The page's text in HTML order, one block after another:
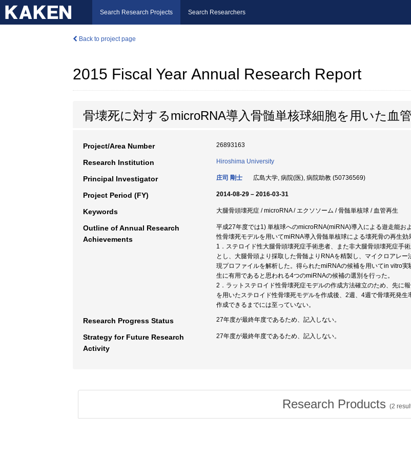
Search Research Projects Search Researchers
Back to project page
2015 Fiscal Year Annual Research Report
骨壊死に対するmicroRNA導入骨髄単核球細胞を用いた血
Project/Area Number 26893163
Research Institution Hiroshima University
Principal Investigator 庄司 剛士 広島大学, 病院(医), 病院助教 (50736569)
Project Period (FY) 2014-08-29 – 2016-03-31
Keywords 大腿骨頭壊死症 / microRNA / エクソソーム / 骨髄単核球 / 血管再生
Outline of Annual Research
Achievements
平成27年度では1) 単核球へのmicroRNA(miRNA)導入による遊走能
性骨壊死モデルを用いてmiRNA導入骨髄単核球による壊死骨の再生効
1．ステロイド性大腿骨頭壊死症手術患者、また非大腿骨頭壊死症手
とし、大腿骨頭より採取した骨髄よりRNAを精製し、マイクロアレ
現プロファイルを解析した。得られたmiRNAの候補を用いてin vitro
生に有用であると思われる4つのmiRNAの候補の選別を行った。
2．ラットステロイド性骨壊死症モデルの作成方法確立のため、先
を用いたステロイド性骨壊死モデルを作成後、2週、4週で骨壊死発
作成できるまでには至っていない。
Research Progress Status 27年度が最終年度であるため、記入しない。
Strategy for Future Research
Activity
27年度が最終年度であるため、記入しない。
Research Products (2